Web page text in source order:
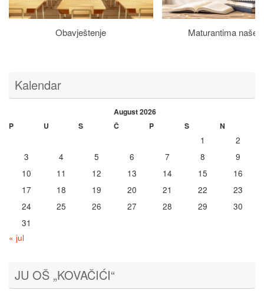
Obavještenje Maturantima naše
Kalendar
August 2026
P
U S Č P S N
1
2
3
4 5 6 7 8
9
10
11 12 13 14 15
16
17
18 19 20 21 22
23
24
25 26 27 28 29
30
31
« jul
JU OŠ „KOVAČIĆI“